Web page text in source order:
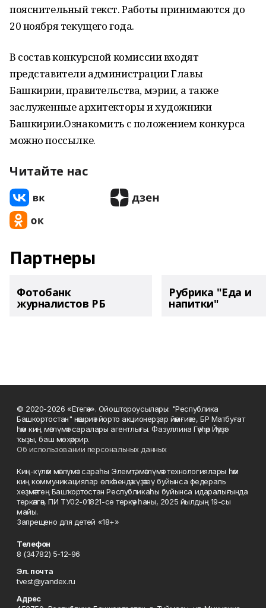
пояснительный текст. Работы принимаются до
20 ноября текущего года.
В состав конкурсной комиссии входят
представители администрации Главы
Башкирии, правительства, мэрии, а также
заслуженные архитекторы и художники
Башкирии.Ознакомить с положением конкурса
можно поссылке.
Читайте нас
Партнеры
Фотобанк
журналистов РБ
Рубрика "Еда и
напитки"
© 2020-2026 «Етегән». Ойоштороусылары: "Республика
Башкортостан" нәшриәт йорто акционерҙар йәмғиәте, БР Матбуғат
һәм киң мәғлүмәт саралары агентлығы. Фазуллина Гәүһәр Йәүҙәт
ҡыҙы, баш мөхәррир.
Об использовании персональных данных
Киң-күләм мәғлүмәт сараһы Элемтә, мәғлүмәт технологиялары һәм
киң коммуникациялар өлкәһендә күҙәтеү буйынса федераль
хеҙмәттең Башҡортостан Республикаһы буйынса идаралығында
теркәлгән, ПИ ТУ02-01821-се теркәү һаны, 2025 йылдың 19-сы
майы.
Запрещено для детей «18+»
Телефон
8 (34782) 5-12-96
Эл. почта
tvest@yandex.ru
Адрес